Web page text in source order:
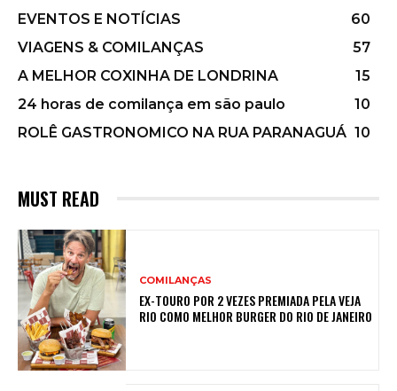
EVENTOS E NOTÍCIAS
60
VIAGENS & COMILANÇAS
57
A MELHOR COXINHA DE LONDRINA
15
24 horas de comilança em são paulo
10
ROLÊ GASTRONOMICO NA RUA PARANAGUÁ 10
MUST READ
COMILANÇAS
EX-TOURO POR 2 VEZES PREMIADA PELA VEJA
RIO COMO MELHOR BURGER DO RIO DE JANEIRO